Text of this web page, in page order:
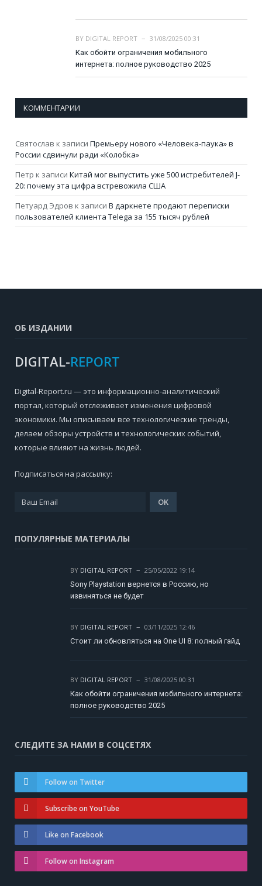
BY DIGITAL REPORT
31/08/2025 00:31
Как обойти ограничения мобильного
интернета: полное руководство 2025
КОММЕНТАРИИ
Святослав к записи Премьеру нового «Человека-паука» в
России сдвинули ради «Колобка»
Петр к записи Китай мог выпустить уже 500 истребителей J-
20: почему эта цифра встревожила США
Петуард Эдров к записи В даркнете продают переписки
пользователей клиента Telega за 155 тысяч рублей
ОБ ИЗДАНИИ
DIGITAL-REPORT
Digital-Report.ru — это информационно-аналитический
портал, который отслеживает изменения цифровой
экономики. Мы описываем все технологические тренды,
делаем обзоры устройств и технологических событий,
которые влияют на жизнь людей.
Подписаться на рассылку:
ПОПУЛЯРНЫЕ МАТЕРИАЛЫ
BY DIGITAL REPORT
25/05/2022 19:14
Sony Playstation вернется в Россию, но
извиняться не будет
BY DIGITAL REPORT
03/11/2025 12:46
Стоит ли обновляться на One UI 8: полный гайд
BY DIGITAL REPORT
31/08/2025 00:31
Как обойти ограничения мобильного интернета:
полное руководство 2025
СЛЕДИТЕ ЗА НАМИ В СОЦСЕТЯХ
Follow on Twitter
Subscribe on YouTube
Like on Facebook
Follow on Instagram